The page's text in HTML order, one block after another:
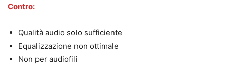
Contro:
Qualità audio solo sufficiente
Equalizzazione non ottimale
Non per audiofili